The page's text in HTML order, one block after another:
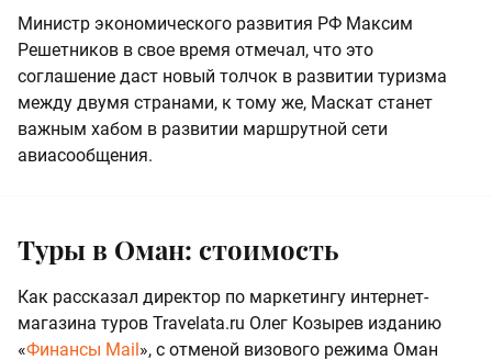
Министр экономического развития РФ Максим
Решетников в свое время отмечал, что это
соглашение даст новый толчок в развитии туризма
между двумя странами, к тому же, Маскат станет
важным хабом в развитии маршрутной сети
авиасообщения.
Туры в Оман: стоимость
Как рассказал директор по маркетингу интернет-
магазина туров Travelata.ru Олег Козырев изданию
«Финансы Mail», с отменой визового режима Оман